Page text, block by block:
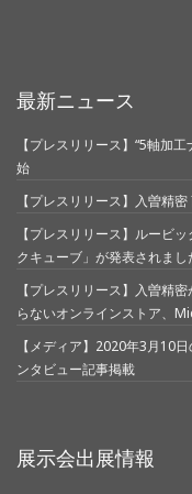
最新ニュース
【プレスリリース】“5軸加
始
【プレスリリース】入曽精
【プレスリリース】ルービ
クキューブ」が発表されまし
【プレスリリース】入曽精
らないオンラインストア、
【メディア】2020年3月10
ンタビュー記事掲載
展示会出展情報